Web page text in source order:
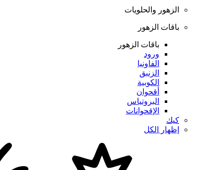
الزهور والحلويات
باقات الزهور
باقات الزهور
ورود
الفاونيا
الزنبق
الكوبية
أقحوان
البروتياس
الإقحوانات
كيك
إظهار الكل